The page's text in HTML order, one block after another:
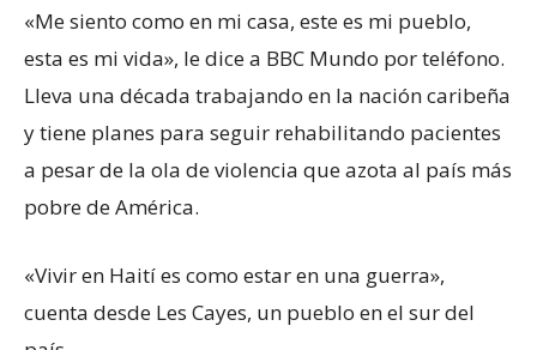
«Me siento como en mi casa, este es mi pueblo,
esta es mi vida», le dice a BBC Mundo por teléfono.
Lleva una década trabajando en la nación caribeña
y tiene planes para seguir rehabilitando pacientes
a pesar de la ola de violencia que azota al país más
pobre de América.
«Vivir en Haití es como estar en una guerra»,
cuenta desde Les Cayes, un pueblo en el sur del